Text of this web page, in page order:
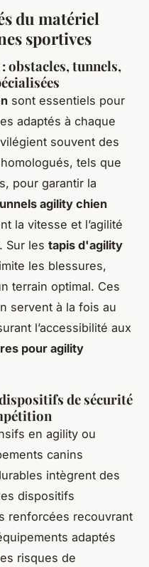
du matériel
sportives
obstacles, tunnels,
sont essentiels pour
adaptés à chaque
souvent des
tels que
pour garantir la
agility chien
la vitesse et l’agilité
Sur les tapis d'agility
les blessures,
terrain optimal. Ces
servent à la fois au
l’accessibilité aux
pour agility
de sécurité
en agility ou
canins
intègrent des
dispositifs
renforcées recouvrant
adaptés
risques de